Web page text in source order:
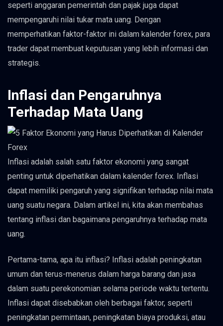
seperti anggaran pemerintah dan pajak juga dapat
mempengaruhi nilai tukar mata uang. Dengan
memperhatikan faktor-faktor ini dalam kalender forex, para
trader dapat membuat keputusan yang lebih informasi dan
strategis.
Inflasi dan Pengaruhnya
Terhadap Mata Uang
Inflasi adalah salah satu faktor ekonomi yang sangat
penting untuk diperhatikan dalam kalender forex. Inflasi
dapat memiliki pengaruh yang signifikan terhadap nilai mata
uang suatu negara. Dalam artikel ini, kita akan membahas
tentang inflasi dan bagaimana pengaruhnya terhadap mata
uang.
Pertama-tama, apa itu inflasi? Inflasi adalah peningkatan
umum dan terus-menerus dalam harga barang dan jasa
dalam suatu perekonomian selama periode waktu tertentu.
Inflasi dapat disebabkan oleh berbagai faktor, seperti
peningkatan permintaan, peningkatan biaya produksi, atau